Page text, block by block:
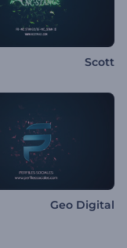
Scott
Geo Digital